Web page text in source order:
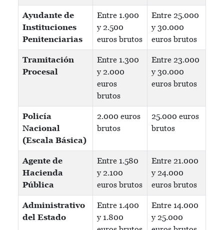
Ayudante de
Instituciones
Penitenciarias
Entre 1.900
y 2.500
euros brutos
Entre 25.000
y 30.000
euros brutos
Tramitación
Procesal
Entre 1.300
y 2.000
euros
brutos
Entre 23.000
y 30.000
euros brutos
Policía
Nacional
(Escala Básica)
2.000 euros
brutos
25.000 euros
brutos
Agente de
Hacienda
Pública
Entre 1.580
y 2.100
euros brutos
Entre 21.000
y 24.000
euros brutos
Administrativo
del Estado
Entre 1.400
y 1.800
Entre 14.000
y 25.000